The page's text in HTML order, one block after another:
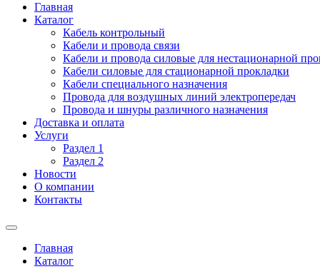
Главная
Каталог
Кабель контрольный
Кабели и провода связи
Кабели и провода силовые для нестационарной
Кабели силовые для стационарной прокладки
Кабели специального назначения
Провода для воздушных линий электропередач
Провода и шнуры различного назначения
Доставка и оплата
Услуги
Раздел 1
Раздел 2
Новости
О компании
Контакты
Главная
Каталог